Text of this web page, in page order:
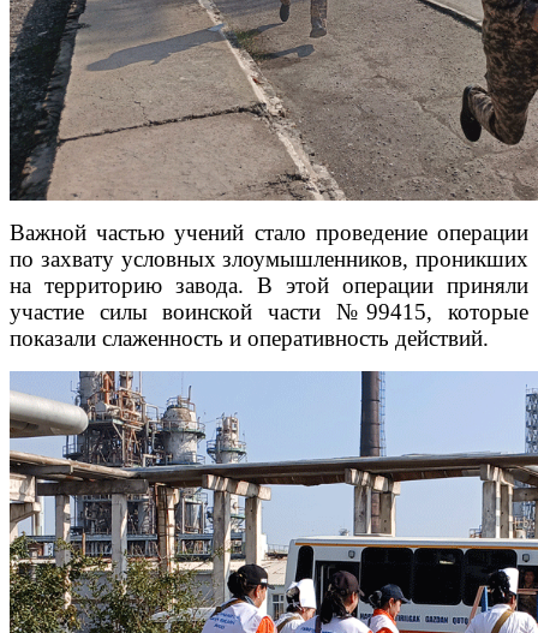
Важной частью учений стало проведение операции
по захвату условных злоумышленников, проникших
на территорию завода. В этой операции приняли
участие силы воинской части №99415, которые
показали слаженность и оперативность действий.